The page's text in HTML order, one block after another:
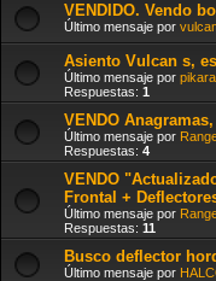
VENDIDO. Vendo
Último mensaje por
Asiento Vulcan s,
Último mensaje por pikara
Respuestas: 1
VENDO
Último mensaje por
Respuestas: 4
VENDO
Frontal +
Último mensaje por
Respuestas: 11
Busco deflector
Último mensaje por